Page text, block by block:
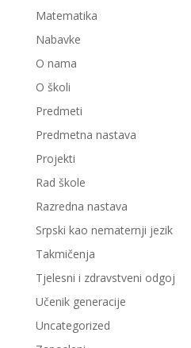
Matematika
Nabavke
O nama
O školi
Predmeti
Predmetna nastava
Projekti
Rad škole
Razredna nastava
Srpski kao nematernji jezik
Takmičenja
Tjelesni i zdravstveni odgoj
Učenik generacije
Uncategorized